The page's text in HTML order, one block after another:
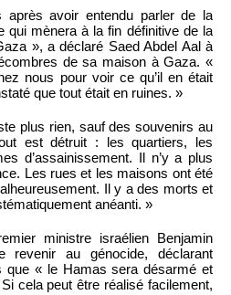
avoir entendu parler de la
qui mènera à la fin définitive de la
», a déclaré Saed Abdel Aal à
de sa maison à Gaza. «
nous pour voir ce qu’il en était
que tout était en ruines. »
plus rien, sauf des souvenirs au
est détruit : les quartiers, les
d’assainissement. Il n’y a plus
Les rues et les maisons ont été
Il y a des morts et
anéanti. »
ministre israélien Benjamin
revenir au génocide, déclarant
que « le Hamas sera désarmé et
cela peut être réalisé facilement,